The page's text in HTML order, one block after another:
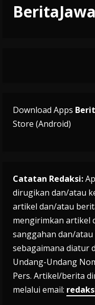
Download Apps
Store (Android)
Catatan Redaksi:
dirugikan dan/atau
artikel dan/atau
mengirimkan artikel
sanggahan dan/atau
sebagaimana diatur
Undang-Undang
Pers. Artikel/berita
melalui email: